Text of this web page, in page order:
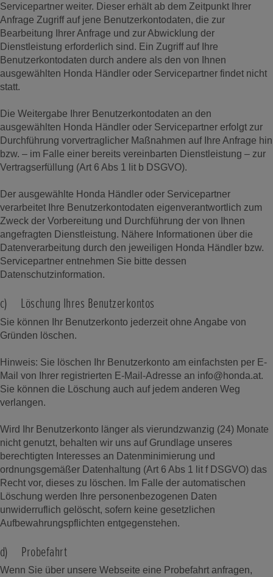
Servicepartner weiter. Dieser erhält ab dem Zeitpunkt Ihrer
Anfrage Zugriff auf jene Benutzerkontodaten, die zur
Bearbeitung Ihrer Anfrage und zur Abwicklung der
Dienstleistung erforderlich sind. Ein Zugriff auf Ihre
Benutzerkontodaten durch andere als den von Ihnen
ausgewählten Honda Händler oder Servicepartner findet nicht
statt.
Die Weitergabe Ihrer Benutzerkontodaten an den
ausgewählten Honda Händler oder Servicepartner erfolgt zur
Durchführung vorvertraglicher Maßnahmen auf Ihre Anfrage hin
bzw. – im Falle einer bereits vereinbarten Dienstleistung – zur
Vertragserfüllung (Art 6 Abs 1 lit b DSGVO).
Der ausgewählte Honda Händler oder Servicepartner
verarbeitet Ihre Benutzerkontodaten eigenverantwortlich zum
Zweck der Vorbereitung und Durchführung der von Ihnen
angefragten Dienstleistung. Nähere Informationen über die
Datenverarbeitung durch den jeweiligen Honda Händler bzw.
Servicepartner entnehmen Sie bitte dessen
Datenschutzinformation.
c) Löschung Ihres Benutzerkontos
Sie können Ihr Benutzerkonto jederzeit ohne Angabe von
Gründen löschen.
Hinweis: Sie löschen Ihr Benutzerkonto am einfachsten per E-
Mail von Ihrer registrierten E-Mail-Adresse an info@honda.at.
Sie können die Löschung auch auf jedem anderen Weg
verlangen.
Wird Ihr Benutzerkonto länger als vierundzwanzig (24) Monate
nicht genutzt, behalten wir uns auf Grundlage unseres
berechtigten Interesses an Datenminimierung und
ordnungsgemäßer Datenhaltung (Art 6 Abs 1 lit f DSGVO) das
Recht vor, dieses zu löschen. Im Falle der automatischen
Löschung werden Ihre personenbezogenen Daten
unwiderruflich gelöscht, sofern keine gesetzlichen
Aufbewahrungspflichten entgegenstehen.
d) Probefahrt
Wenn Sie über unsere Webseite eine Probefahrt anfragen,